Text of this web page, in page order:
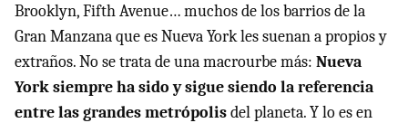
Brooklyn, Fifth Avenue… muchos de los barrios de la
Gran Manzana que es Nueva York les suenan a propios y
extraños. No se trata de una macrourbe más: Nueva
York siempre ha sido y sigue siendo la referencia
entre las grandes metrópolisdel planeta. Y lo es en